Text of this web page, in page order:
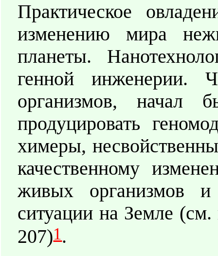
Практическое
изменению мира
планеты.
генной инженерии.
организмов, начал
продуцировать
химеры,
качественному
живых организмов
ситуации на Земле
207)1.